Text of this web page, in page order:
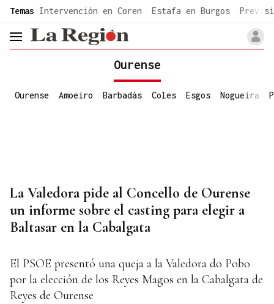
common.go-to-content
Temas Intervención en Coren Estafa en Burgos
header.menu.open
Ourense
Ourense Amoeiro Barbadás Coles Esgos Nogueira
La Valedora pide al Concello de Ourense
un informe sobre el casting para elegir a
Baltasar en la Cabalgata
El PSOE presentó una queja a la Valedora do Pobo
por la elección de los Reyes Magos en la Cabalgata de
Reyes de Ourense